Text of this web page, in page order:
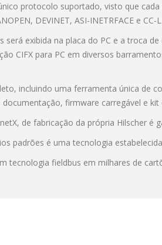
protocolo suportado, visto que
DEVINET, ASI-INETRFACE e CC-
será exibida na placa do PC e a troca
CIFX para PC em diversos
incluindo uma ferramenta única de
firmware carregável e
de fabricação da própria Hilscher é
padrões é uma tecnologia
tecnologia fieldbus em milhares de